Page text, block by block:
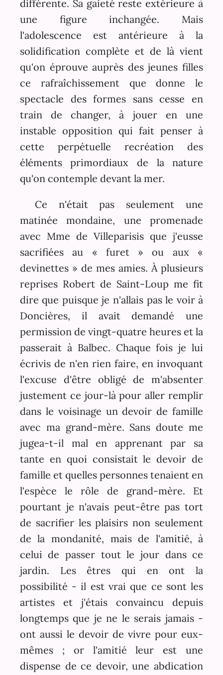
différente. Sa gaieté reste extérieure à
une figure inchangée. Mais
l'adolescence est antérieure à la
solidification complète et de là vient
qu'on éprouve auprès des jeunes filles
ce rafraîchissement que donne le
spectacle des formes sans cesse en
train de changer, à jouer en une
instable opposition qui fait penser à
cette perpétuelle recréation des
éléments primordiaux de la nature
qu'on contemple devant la mer.
Ce n'était pas seulement une
matinée mondaine, une promenade
avec Mme de Villeparisis que j'eusse
sacrifiées au « furet » ou aux «
devinettes » de mes amies. À plusieurs
reprises Robert de Saint-Loup me fit
dire que puisque je n'allais pas le voir à
Doncières, il avait demandé une
permission de vingt-quatre heures et la
passerait à Balbec. Chaque fois je lui
écrivis de n'en rien faire, en invoquant
l'excuse d'être obligé de m'absenter
justement ce jour-là pour aller remplir
dans le voisinage un devoir de famille
avec ma grand-mère. Sans doute me
jugea-t-il mal en apprenant par sa
tante en quoi consistait le devoir de
famille et quelles personnes tenaient en
l'espèce le rôle de grand-mère. Et
pourtant je n'avais peut-être pas tort
de sacrifier les plaisirs non seulement
de la mondanité, mais de l'amitié, à
celui de passer tout le jour dans ce
jardin. Les êtres qui en ont la
possibilité - il est vrai que ce sont les
artistes et j'étais convaincu depuis
longtemps que je ne le serais jamais -
ont aussi le devoir de vivre pour eux-
mêmes ; or l'amitié leur est une
dispense de ce devoir, une abdication